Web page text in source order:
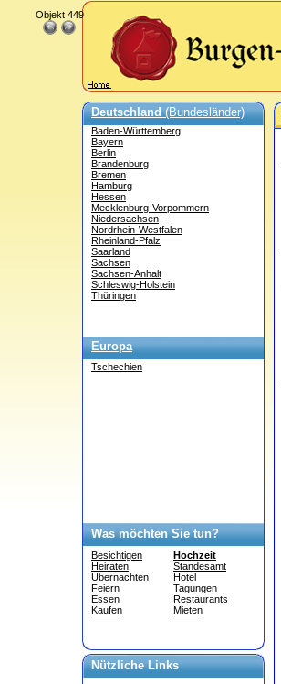
Deutschland(Bundesländer)
Baden-Württemberg
Bayern
Berlin
Brandenburg
Bremen
Hamburg
Hessen
Mecklenburg-Vorpommern
Niedersachsen
Nordrhein-Westfalen
Rheinland-Pfalz
Saarland
Sachsen
Sachsen-Anhalt
Schleswig-Holstein
Thüringen
Europa
Tschechien
Was möchten Sie tun?
Besichtigen
Heiraten
Übernachten
Feiern
Essen
Kaufen
Hochzeit
Standesamt
Hotel
Tagungen
Restaurants
Mieten
Nützliche Links
Objekt 449